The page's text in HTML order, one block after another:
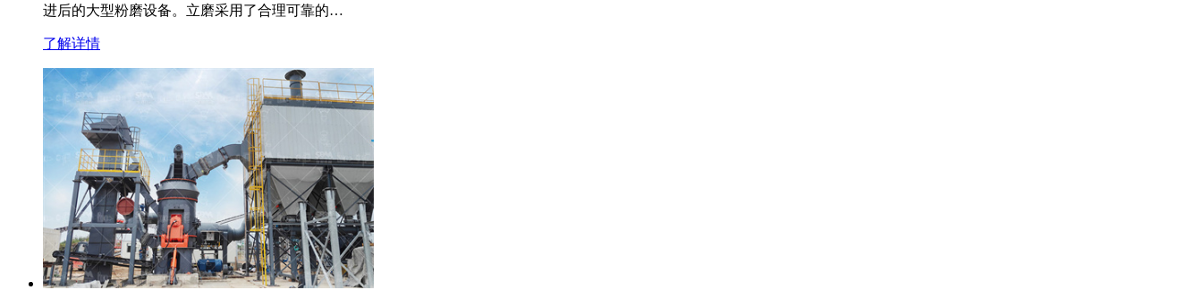
进后的大型粉磨设备。立磨采用了合理可靠的…
了解详情